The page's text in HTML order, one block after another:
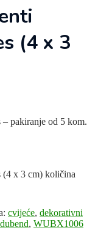
(4 x 3
pakiranje od 5 kom.
x 3 cm) količina
cvijeće, dekorativni
, WUBX1006